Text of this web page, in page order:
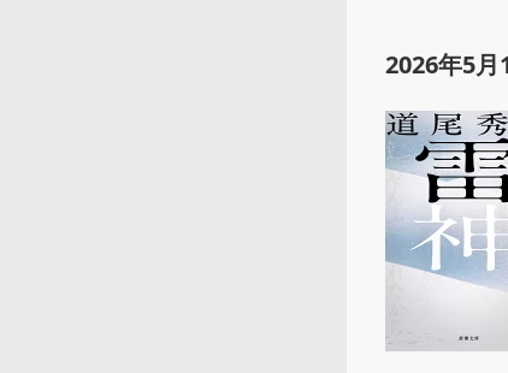
2026年5月